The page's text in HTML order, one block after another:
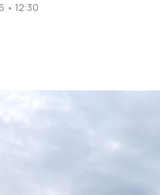
• 12:30